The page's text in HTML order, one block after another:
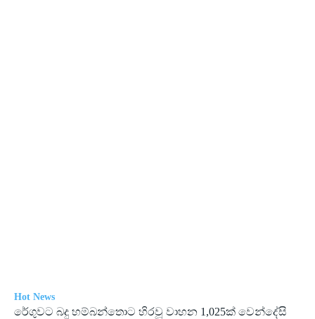
Hot News
රේගු­වට බදු හම්බ­න්තොට හිරවූ වාහන 1,025ක් වෙන්දේසි